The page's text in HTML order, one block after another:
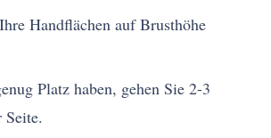
Handflächen auf Brusthöhe
Platz haben, gehen Sie 2-3